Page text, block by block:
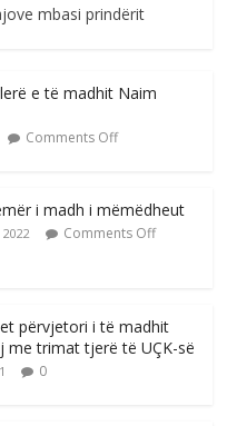
mbasi prindërit
e të madhit Naim
Comments Off
i madh i mëmëdheut
Comments Off
përvjetori i të madhit
me trimat tjerë të UÇK-së
0